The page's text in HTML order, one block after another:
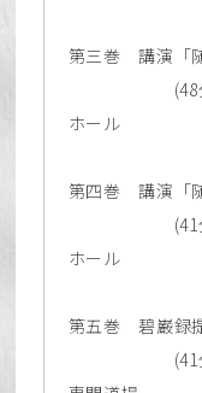
第三巻 講演「
(48分) 収
ホール
第四巻 講演「
(41分) 収
ホール
第五巻 碧巌録
(41分) 収